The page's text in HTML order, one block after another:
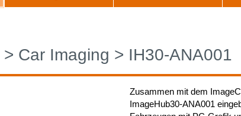
> Car Imaging > IH30-ANA001
Zusammen mit dem
ImageHub30-ANA001